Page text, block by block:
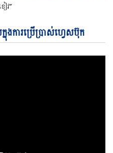
វ”
ារប្រើប្រាស់ហ្វេសប៊ុក